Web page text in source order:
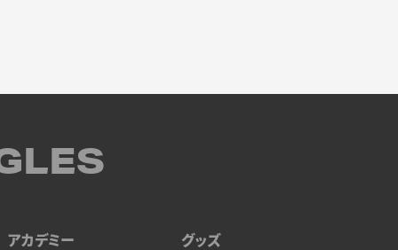
アカデミー グッズ